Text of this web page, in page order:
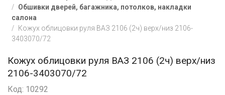
Обшивки дверей, багажника, потолков, накладки
салона
Кожух облицовки руля ВАЗ 2106 (2ч) верх/низ 2106-
3403070/72
Кожух облицовки руля ВАЗ 2106 (2ч) верх/низ
2106-3403070/72
Код: 10292